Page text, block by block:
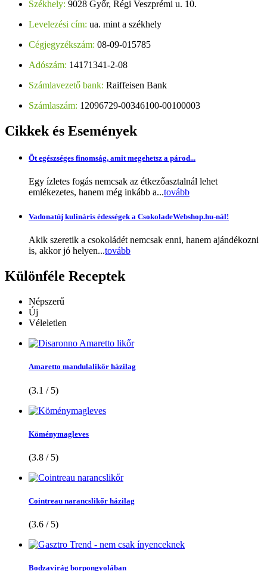
Székhely: 9028 Győr, Régi Veszprémi u. 10.
Levelezési cím: ua. mint a székhely
Cégjegyzékszám: 08-09-015785
Adószám: 14171341-2-08
Számlavezető bank: Raiffeisen Bank
Számlaszám: 12096729-00346100-00100003
Cikkek és Események
Öt egészséges finomság, amit megehetsz a párod...
Egy ízletes fogás nemcsak az étkezőasztalnál lehet
emlékezetes, hanem még inkább a...tovább
Vadonatúj kulináris édességek a CsokoladeWebshop.hu-nál!
Akik szeretik a csokoládét nemcsak enni, hanem ajándékozni
is, akkor jó helyen...tovább
Különféle Receptek
Népszerű
Új
Véleletlen
Amaretto mandulalikőr házilag
(3.1 / 5)
Köménymagleves
(3.8 / 5)
Cointreau narancslikőr házilag
(3.6 / 5)
Bodzavirág borpongyolában